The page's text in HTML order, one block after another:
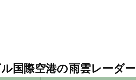
国際空港の雨雲レーダー